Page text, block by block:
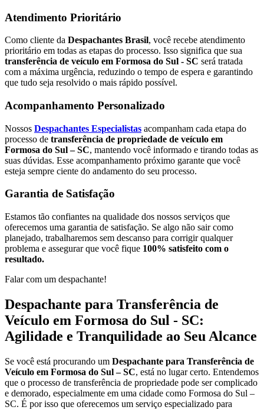
Atendimento Prioritário
Como cliente da Despachantes Brasil, você recebe atendimento
prioritário em todas as etapas do processo. Isso significa que sua
transferência de veículo em Formosa do Sul - SC será tratada
com a máxima urgência, reduzindo o tempo de espera e garantindo
que tudo seja resolvido o mais rápido possível.
Acompanhamento Personalizado
Nossos Despachantes Especialistas acompanham cada etapa do
processo de transferência de propriedade de veículo em
Formosa do Sul – SC, mantendo você informado e tirando todas as
suas dúvidas. Esse acompanhamento próximo garante que você
esteja sempre ciente do andamento do seu processo.
Garantia de Satisfação
Estamos tão confiantes na qualidade dos nossos serviços que
oferecemos uma garantia de satisfação. Se algo não sair como
planejado, trabalharemos sem descanso para corrigir qualquer
problema e assegurar que você fique 100% satisfeito com o
resultado.
Falar com um despachante!
Despachante para Transferência de
Veículo em Formosa do Sul - SC:
Agilidade e Tranquilidade ao Seu Alcance
Se você está procurando um Despachante para Transferência de
Veículo em Formosa do Sul – SC, está no lugar certo. Entendemos
que o processo de transferência de propriedade pode ser complicado
e demorado, especialmente em uma cidade como Formosa do Sul –
SC. É por isso que oferecemos um serviço especializado para